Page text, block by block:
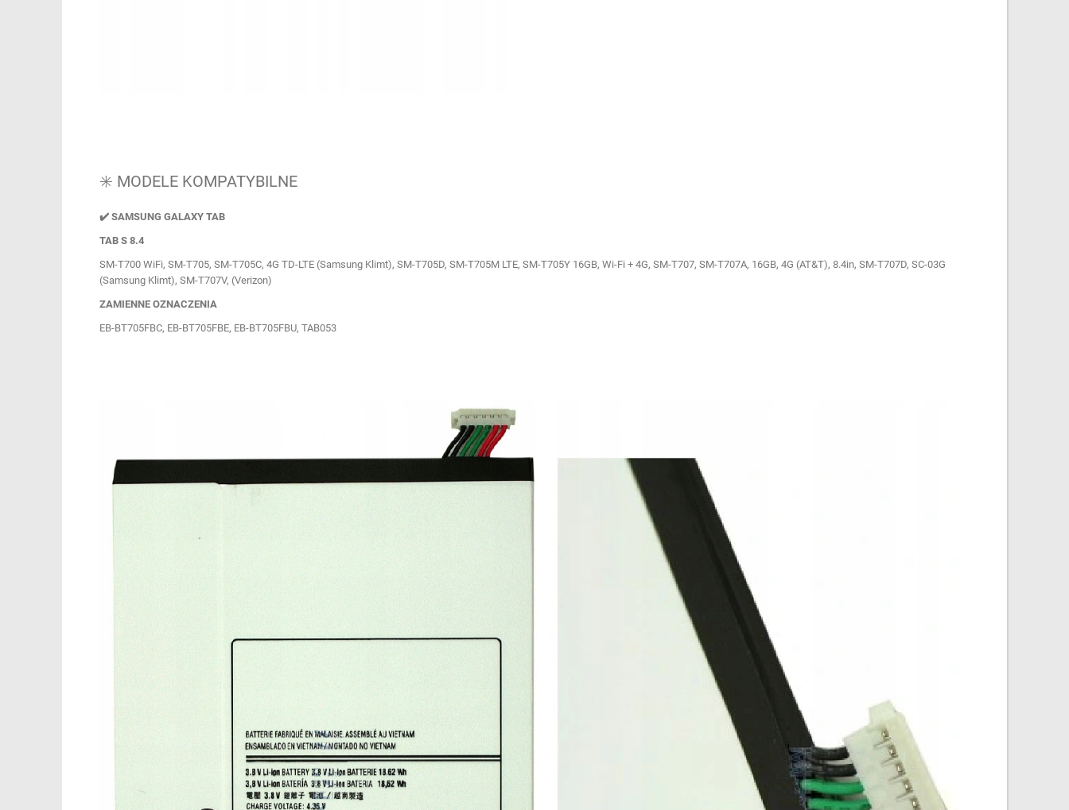
✳️ MODELE KOMPATYBILNE
✔️ SAMSUNG GALAXY TAB
TAB S 8.4
SM-T700 WiFi, SM-T705, SM-T705C, 4G TD-LTE (Samsung Klimt), SM-T705D, SM-T705M LTE, SM-T705Y 16GB, Wi-Fi + 4G, SM-T707, SM-T707A, 16GB, 4G (AT&T), 8.4in, SM-T707D, SC-03G
(Samsung Klimt), SM-T707V, (Verizon)
ZAMIENNE OZNACZENIA
EB-BT705FBC, EB-BT705FBE, EB-BT705FBU, TAB053